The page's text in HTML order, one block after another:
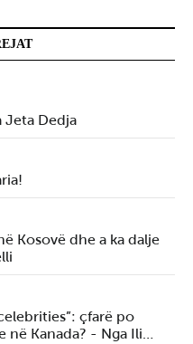
Dedja
Kosovë dhe a ka dalje
çfarë po
në Kanada? - Nga Ili…